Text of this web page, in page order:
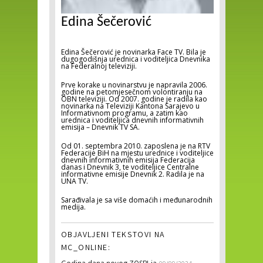
Edina Šečerović
Edina Šečerović je novinarka Face TV. Bila je
dugogodišnja urednica i voditeljica Dnevnika
na Federalnoj televiziji.
Prve korake u novinarstvu je napravila 2006.
godine na petomjesečnom volontiranju na
OBN televiziji. Od 2007. godine je radila kao
novinarka na Televiziji Kantona Sarajevo u
Informativnom programu, a zatim kao
urednica i voditeljica dnevnih informativnih
emisija – Dnevnik TV SA.
Od 01. septembra 2010. zaposlena je na RTV
Federacije BiH na mjestu urednice i voditeljice
dnevnih informativnih emisija Federacija
danas i Dnevnik 3, te voditeljice Centralne
informativne emisije Dnevnik 2. Radila je na
UNA TV.
Sarađivala je sa više domaćih i međunarodnih
medija.
OBJAVLJENI TEKSTOVI NA
MC_ONLINE: